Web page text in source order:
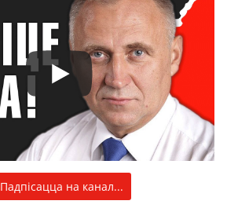
Падпісацца на канал...